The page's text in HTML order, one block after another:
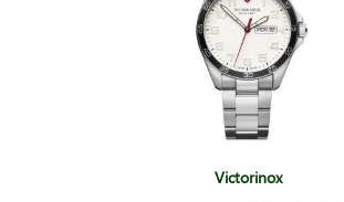
Victorinox